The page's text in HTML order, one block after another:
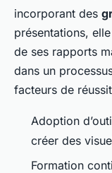
incorporant des
présentations,
de ses rapports
dans un
facteurs de
Adoption
créer des
Formation